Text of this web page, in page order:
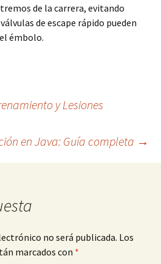
de la carrera, evitando
de escape rápido pueden
émbolo.
y Lesiones
en Java: Guía completa →
no será publicada. Los
marcados con *